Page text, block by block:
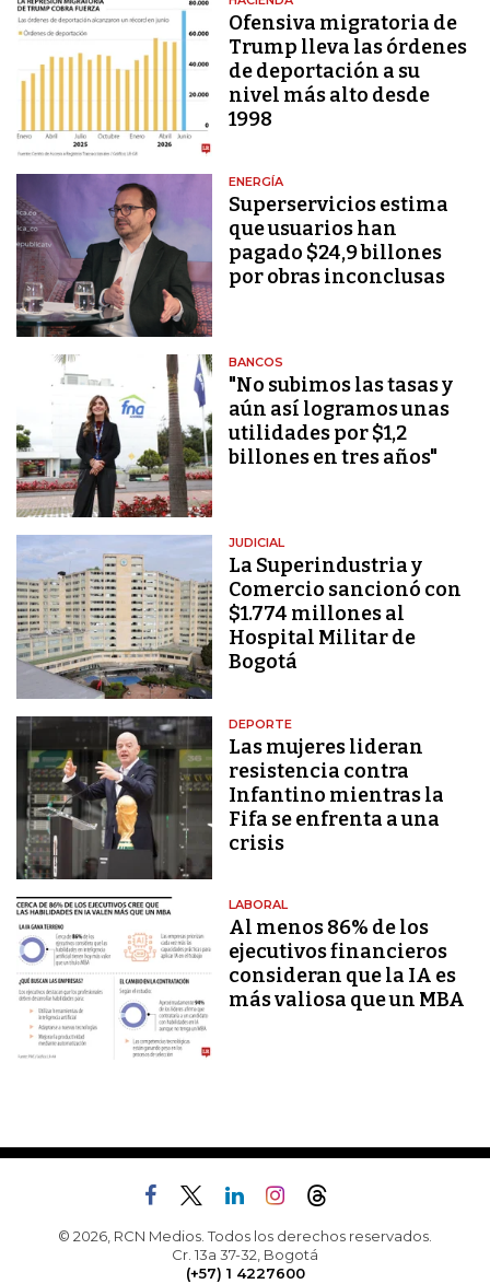
Ofensiva migratoria de
Trump lleva las órdenes
de deportación a su
nivel más alto desde
1998
ENERGÍA
Superservicios estima
que usuarios han
pagado $24,9 billones
por obras inconclusas
BANCOS
"No subimos las tasas y
aún así logramos unas
utilidades por $1,2
billones en tres años"
JUDICIAL
La Superindustria y
Comercio sancionó con
$1.774 millones al
Hospital Militar de
Bogotá
DEPORTE
Las mujeres lideran
resistencia contra
Infantino mientras la
Fifa se enfrenta a una
crisis
LABORAL
Al menos 86% de los
ejecutivos financieros
consideran que la IA es
más valiosa que un MBA
© 2026, RCN Medios. Todos los derechos reservados.
Cr. 13a 37-32, Bogotá
(+57) 1 4227600